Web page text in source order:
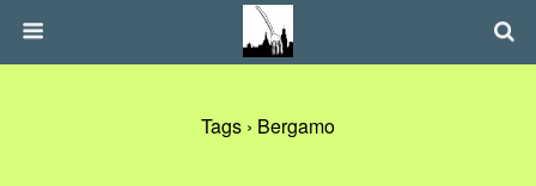
Tags › Bergamo